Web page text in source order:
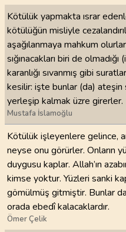
Kötülük yapmakta ısrar
kötülüğün misliyle
aşağılanmaya mahkum
sığınacakları biri de
karanlığı sıvanmış gibi
kesilir: işte bunlar (da)
yerleşip kalmak üzre girerler.
Mustafa İslamoğlu
Kötülük işleyenlere gelince,
neyse onu görürler. Onların
duygusu kaplar. Allah’ın
kimse yoktur. Yüzleri sanki
gömülmüş gitmiştir. Bunlar
orada ebedî kalacaklardır.
Ömer Çelik